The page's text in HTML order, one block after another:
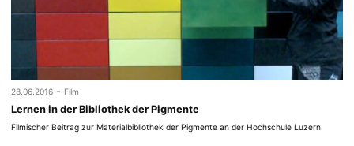
28.06.2016 - Film
Lernen in der Bibliothek der Pigmente
Filmischer Beitrag zur Materialbibliothek der Pigmente an der Hochschule Luzern